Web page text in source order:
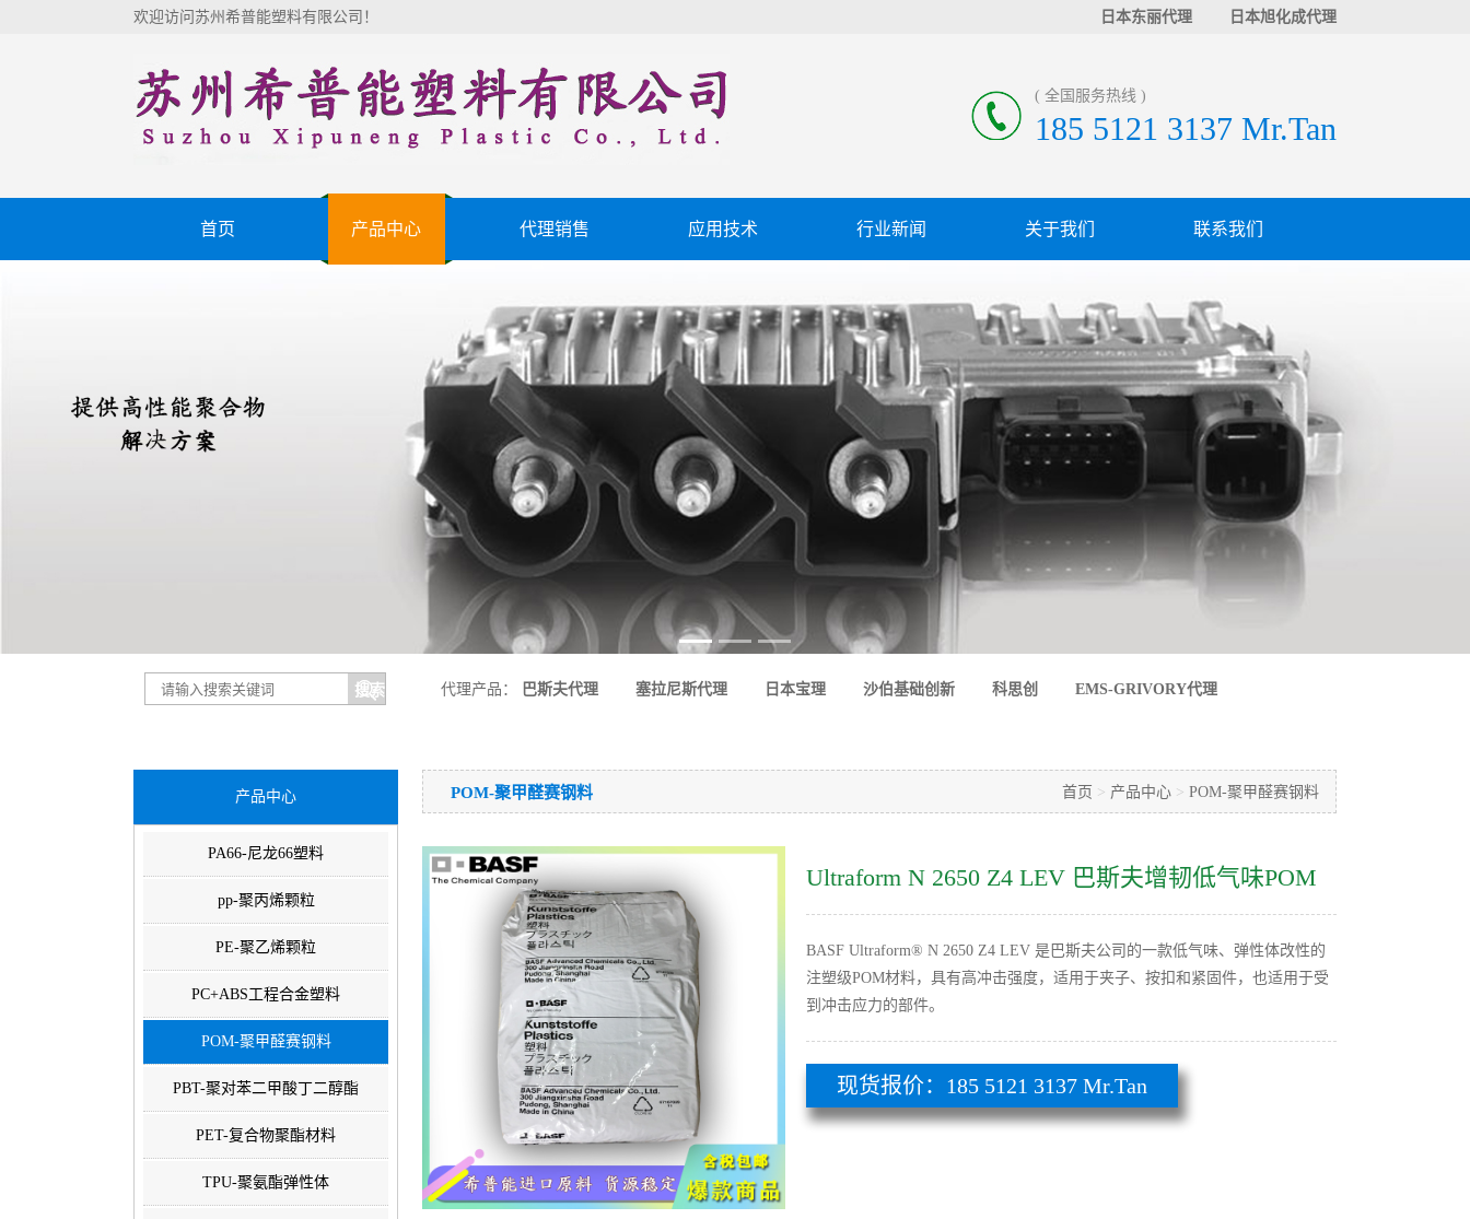
欢迎访问苏州希普能塑料有限公司！ 日本东丽代理 日本旭化成代理
( 全国服务热线 )
185 5121 3137 Mr.Tan
首页 产品中心 代理销售 应用技术 行业新闻 关于我们 联系我们
代理产品： 巴斯夫代理 塞拉尼斯代理 日本宝理 沙伯基础创新 科思创 EMS-GRIVORY代理
产品中心
PA66-尼龙66塑料
pp-聚丙烯颗粒
PE-聚乙烯颗粒
PC+ABS工程合金塑料
POM-聚甲醛赛钢料
PBT-聚对苯二甲酸丁二醇酯
PET-复合物聚酯材料
TPU-聚氨酯弹性体
首页 > 产品中心 > POM-聚甲醛赛钢料
POM-聚甲醛赛钢料
Ultraform N 2650 Z4 LEV 巴斯夫增韧低气味POM
BASF Ultraform® N 2650 Z4 LEV 是巴斯夫公司的一款低气味、弹性体改性的
注塑级POM材料，具有高冲击强度，适用于夹子、按扣和紧固件，也适用于受
到冲击应力的部件。
现货报价：185 5121 3137 Mr.Tan